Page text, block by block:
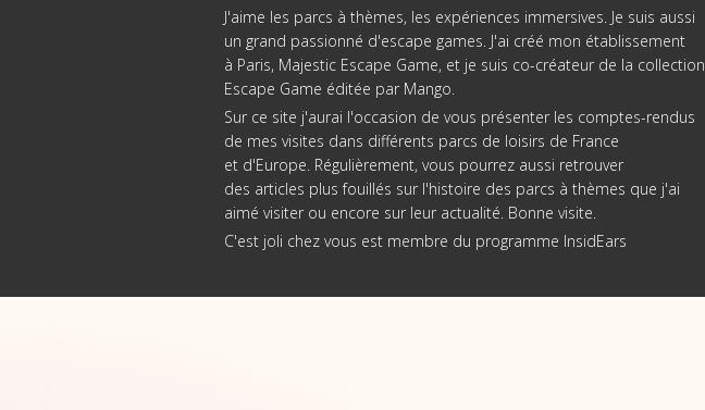
J'aime les parcs à thèmes, les expériences immersives. Je suis aussi
un grand passionné d'escape games. J'ai créé mon établissement
à Paris, Majestic Escape Game, et je suis co-créateur de la collection
Escape Game éditée par Mango.
Sur ce site j'aurai l'occasion de vous présenter les comptes-rendus
de mes visites dans différents parcs de loisirs de France
et d'Europe. Régulièrement, vous pourrez aussi retrouver
des articles plus fouillés sur l'histoire des parcs à thèmes que j'ai
aimé visiter ou encore sur leur actualité. Bonne visite.
C'est joli chez vous est membre du programme InsidEars